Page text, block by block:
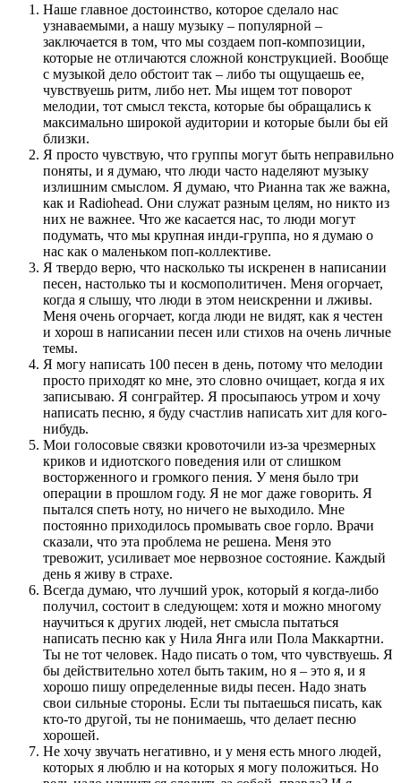
Наше главное достоинство, которое сделало нас
узнаваемыми, а нашу музыку – популярной –
заключается в том, что мы создаем поп-композиции,
которые не отличаются сложной конструкцией. Вообще
с музыкой дело обстоит так – либо ты ощущаешь ее,
чувствуешь ритм, либо нет. Мы ищем тот поворот
мелодии, тот смысл текста, которые бы обращались к
максимально широкой аудитории и которые были бы ей
близки.
Я просто чувствую, что группы могут быть неправильно
поняты, и я думаю, что люди часто наделяют музыку
излишним смыслом. Я думаю, что Рианна так же важна,
как и Radiohead. Они служат разным целям, но никто из
них не важнее. Что же касается нас, то люди могут
подумать, что мы крупная инди-группа, но я думаю о
нас как о маленьком поп-коллективе.
Я твердо верю, что насколько ты искренен в написании
песен, настолько ты и космополитичен. Меня огорчает,
когда я слышу, что люди в этом неискренни и лживы.
Меня очень огорчает, когда люди не видят, как я честен
и хорош в написании песен или стихов на очень личные
темы.
Я могу написать 100 песен в день, потому что мелодии
просто приходят ко мне, это словно очищает, когда я их
записываю. Я сонграйтер. Я просыпаюсь утром и хочу
написать песню, я буду счастлив написать хит для кого-
нибудь.
Мои голосовые связки кровоточили из-за чрезмерных
криков и идиотского поведения или от слишком
восторженного и громкого пения. У меня было три
операции в прошлом году. Я не мог даже говорить. Я
пытался спеть ноту, но ничего не выходило. Мне
постоянно приходилось промывать свое горло. Врачи
сказали, что эта проблема не решена. Меня это
тревожит, усиливает мое нервозное состояние. Каждый
день я живу в страхе.
Всегда думаю, что лучший урок, который я когда-либо
получил, состоит в следующем: хотя и можно многому
научиться к других людей, нет смысла пытаться
написать песню как у Нила Янга или Пола Маккартни.
Ты не тот человек. Надо писать о том, что чувствуешь. Я
бы действительно хотел быть таким, но я – это я, и я
хорошо пишу определенные виды песен. Надо знать
свои сильные стороны. Если ты пытаешься писать, как
кто-то другой, ты не понимаешь, что делает песню
хорошей.
Не хочу звучать негативно, и у меня есть много людей,
которых я люблю и на которых я могу положиться. Но